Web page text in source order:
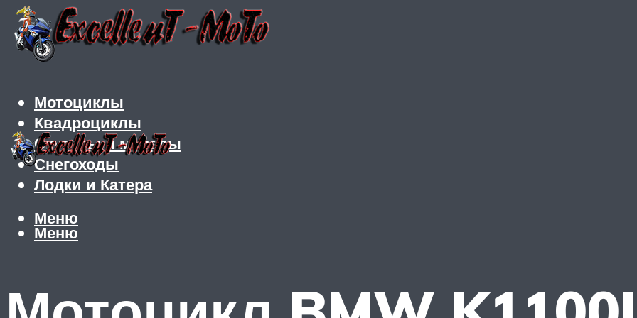
Мотоциклы
Квадроциклы
Скутеры и мопеды
Снегоходы
Лодки и Катера
Меню
Меню